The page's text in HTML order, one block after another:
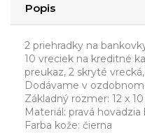
Popis
2 priehradky na
10 vreciek na kreditné
preukaz, 2 skryté
Dodávame v
Základný rozmer: 12 x
Materiál: pravá hovädzia
Farba kože: čierna